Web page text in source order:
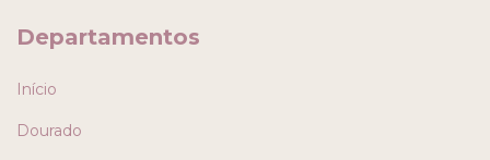
Departamentos
Início
Dourado